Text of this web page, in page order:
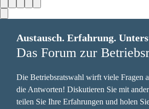
Austausch. Erfahrung.
Das Forum zur
Die Betriebsratswahl wirft viele Fragen
die Antworten! Diskutieren Sie mit
teilen Sie Ihre Erfahrungen und holen